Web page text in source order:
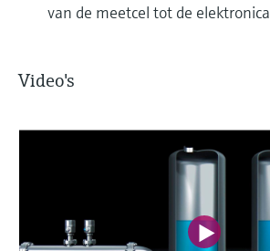
van de meetcel tot de elektronica
Video's